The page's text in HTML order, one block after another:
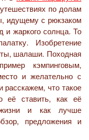
по долам
идущему с рюкзаком
и жаркого солнца. То
Изобретение
шалаши. Походная
кэмпинговым,
и желательно с
что такое
её ставить, как её
и как лучше
предложения и